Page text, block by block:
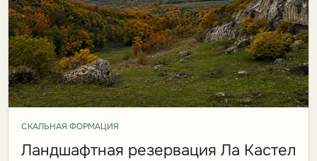
СКАЛЬНАЯ ФОРМАЦИЯ
Ландшафтная резервация Ла Кастел